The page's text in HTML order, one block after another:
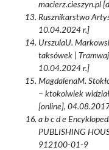
macierz.cieszyn.pl
Rusznikarstwo
10.04.2024 r.]
UrszulaU.
taksówek |
10.04.2024 r.]
MagdalenaM.
− ktokolwiek
[online],
a b c d e
PUBLISHING
912100-01-9